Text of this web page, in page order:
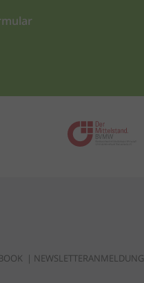
| NEWSLETTERANMELDUNG